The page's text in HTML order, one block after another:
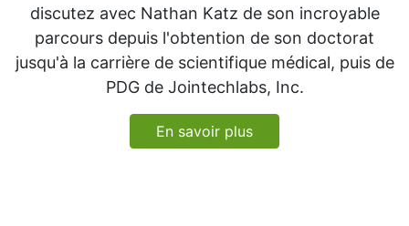
discutez avec Nathan Katz de son incroyable
parcours depuis l'obtention de son doctorat
jusqu'à la carrière de scientifique médical, puis de
PDG de Jointechlabs, Inc.
En savoir plus